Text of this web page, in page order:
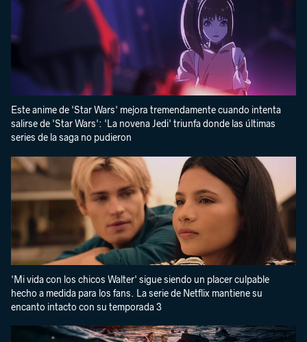
Este anime de 'Star Wars' mejora tremendamente cuando intenta
salirse de 'Star Wars': 'La novena Jedi' triunfa donde las últimas
series de la saga no pudieron
'Mi vida con los chicos Walter' sigue siendo un placer culpable
hecho a medida para los fans. La serie de Netflix mantiene su
encanto intacto con su temporada 3